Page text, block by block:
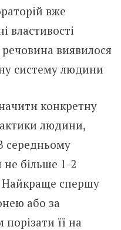
вже
властивості
виявилося
систему людини
конкретну
людини,
середньому
більше 1-2
Найкраще спершу
або за
її на